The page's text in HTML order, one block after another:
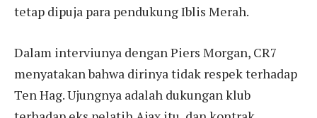
tetap dipuja para pendukung Iblis Merah.
Dalam interviunya dengan Piers Morgan, CR7
menyatakan bahwa dirinya tidak respek terhadap
Ten Hag. Ujungnya adalah dukungan klub